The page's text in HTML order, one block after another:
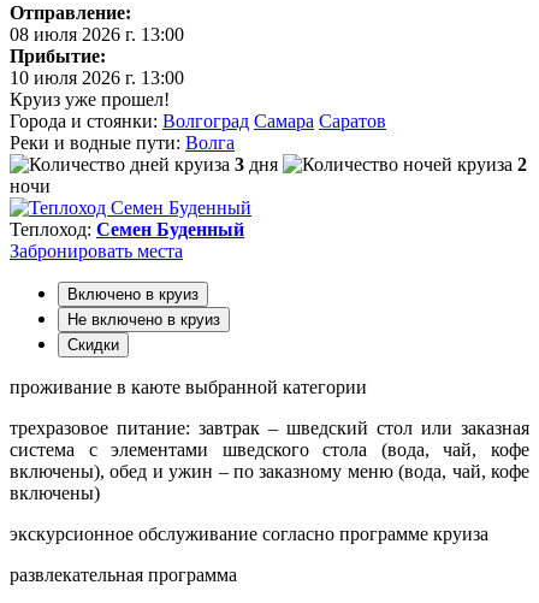
Отправление:
08 июля 2026 г. 13:00
Прибытие:
10 июля 2026 г. 13:00
Круиз уже прошел!
Города и стоянки: Волгоград Самара Саратов
Реки и водные пути: Волга
3 дня
2
ночи
Теплоход: Семен Буденный
Забронировать места
Включено в круиз
Не включено в круиз
Скидки
проживание в каюте выбранной категории
трехразовое питание: завтрак – шведский стол или заказная
система с элементами шведского стола (вода, чай, кофе
включены), обед и ужин – по заказному меню (вода, чай, кофе
включены)
экскурсионное обслуживание согласно программе круиза
развлекательная программа